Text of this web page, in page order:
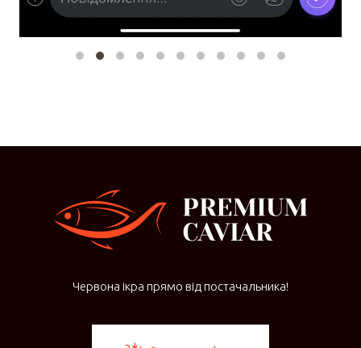
Червона ікра прямо від постачальника!